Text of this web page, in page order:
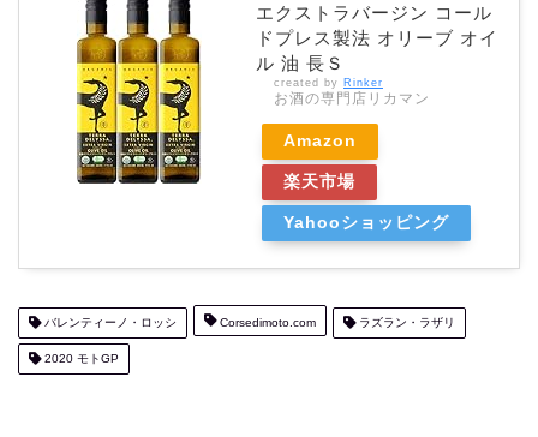
エクストラバージン コール
ドプレス製法 オリーブ オイ
ル 油 長Ｓ
created by Rinker
お酒の専門店リカマン
Amazon
楽天市場
Yahooショッピング
バレンティーノ・ロッシ Corsedimoto.com ラズラン・ラザリ
2020 モトGP